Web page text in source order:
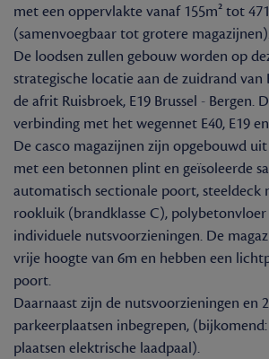
met een oppervlakte vanaf 155m² tot
(samenvoegbaar tot grotere
De loodsen zullen gebouw worden op
strategische locatie aan de zuidrand van
de afrit Ruisbroek, E19 Brussel - Bergen.
verbinding met het wegennet E40, E19
De casco magazijnen zijn opgebouwd
met een betonnen plint en geïsoleerde
automatisch sectionale poort, steeldeck
rookluik (brandklasse C),
individuele nutsvoorzieningen. De
vrije hoogte van 6m en hebben een
poort.
Daarnaast zijn de nutsvoorzieningen en
parkeerplaatsen inbegrepen,
plaatsen elektrische laadpaal).